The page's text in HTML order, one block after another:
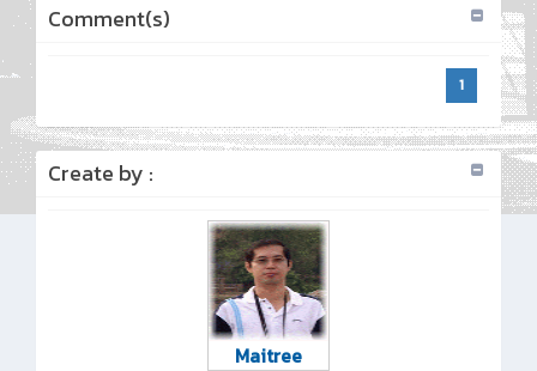
Comment(s)
1
Create by :
Maitree